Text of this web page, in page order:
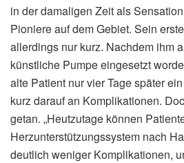
in der damaligen Zeit als
Pioniere auf dem Gebiet. Sein
allerdings nur kurz. Nachdem ihm
künstliche Pumpe eingesetzt
alte Patient nur vier Tage später
kurz darauf an Komplikationen.
getan. „Heutzutage können
Herzunterstützungssystem nach
deutlich weniger Komplikationen,